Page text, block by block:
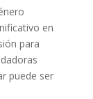
en
para
puede ser